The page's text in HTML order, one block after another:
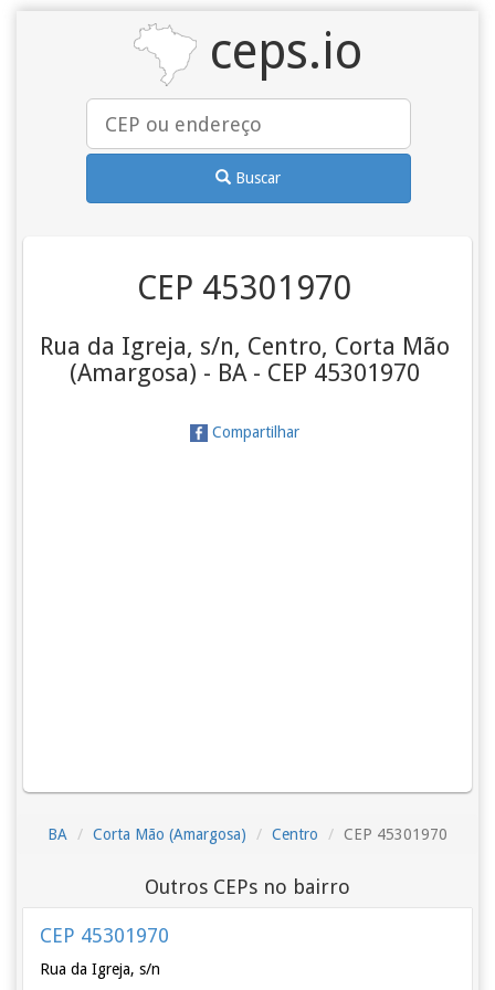
ceps.io
Buscar
CEP 45301970
Rua da Igreja, s/n, Centro, Corta Mão
(Amargosa) - BA - CEP 45301970
Compartilhar
BA Corta Mão (Amargosa) Centro CEP 45301970
Outros CEPs no bairro
CEP 45301970
Rua da Igreja, s/n